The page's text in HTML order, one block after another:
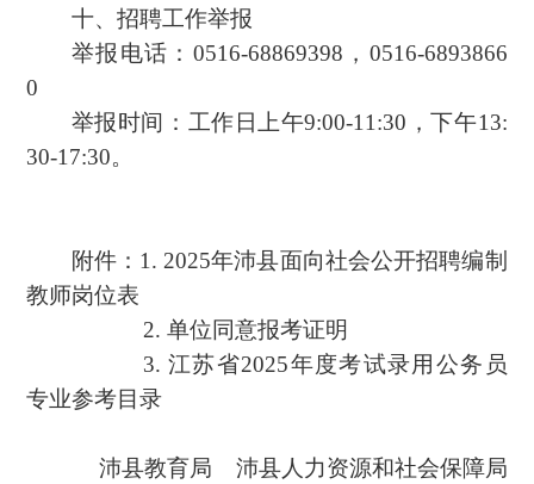
十、招聘工作举报
举报电话：0516-68869398，0516-6893866
0
举报时间：工作日上午9:00-11:30，下午13:
30-17:30。
附件：1. 2025年沛县面向社会公开招聘编制
教师岗位表
2. 单位同意报考证明
3. 江苏省2025年度考试录用公务员
专业参考目录
沛县教育局 沛县人力资源和社会保障局